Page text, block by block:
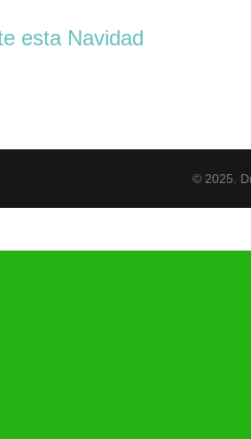
esta Navidad
© 2025.